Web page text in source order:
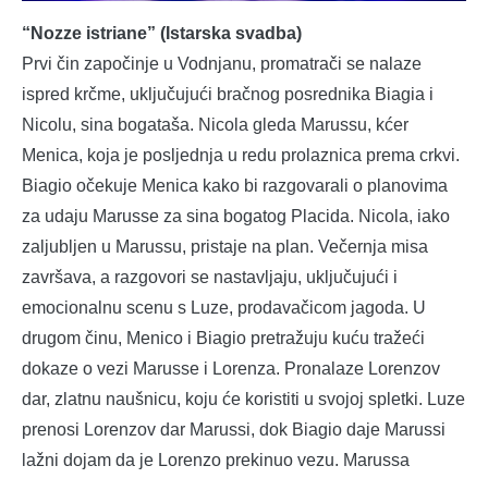
“Nozze istriane” (Istarska svadba)
Prvi čin započinje u Vodnjanu, promatrači se nalaze
ispred krčme, uključujući bračnog posrednika Biagia i
Nicolu, sina bogataša. Nicola gleda Marussu, kćer
Menica, koja je posljednja u redu prolaznica prema crkvi.
Biagio očekuje Menica kako bi razgovarali o planovima
za udaju Marusse za sina bogatog Placida. Nicola, iako
zaljubljen u Marussu, pristaje na plan. Večernja misa
završava, a razgovori se nastavljaju, uključujući i
emocionalnu scenu s Luze, prodavačicom jagoda. U
drugom činu, Menico i Biagio pretražuju kuću tražeći
dokaze o vezi Marusse i Lorenza. Pronalaze Lorenzov
dar, zlatnu naušnicu, koju će koristiti u svojoj spletki. Luze
prenosi Lorenzov dar Marussi, dok Biagio daje Marussi
lažni dojam da je Lorenzo prekinuo vezu. Marussa